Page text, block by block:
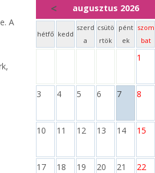
A
< augusztus 2026
hétfő kedd
szerd
a
csütö
rtök
pént
ek
szom
bat
1
3 4 5 6 7 8
10 11 12 13 14 15
17 18 19 20 21 22